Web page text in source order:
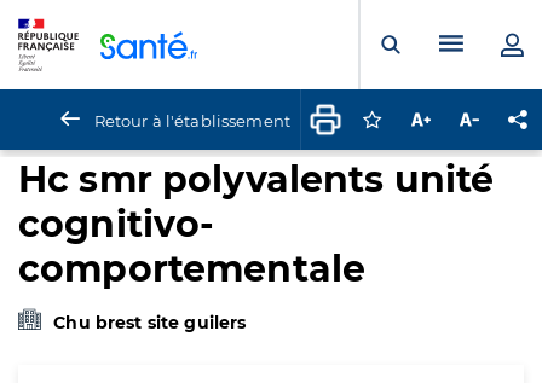
Ouvrir laMenu
Retour à l'établissement Connectez-vous
Augmenter la
Hc smr polyvalents unité
cognitivo-
comportementale
Chu brest site guilers